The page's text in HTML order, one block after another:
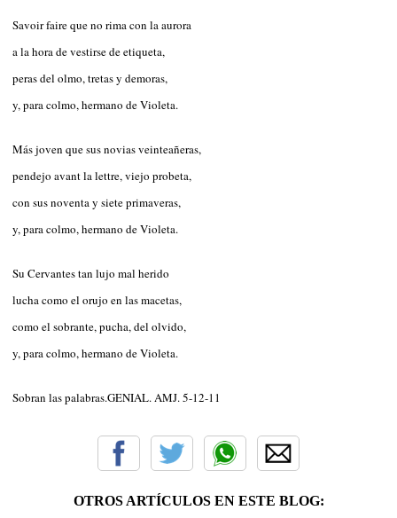
Savoir faire que no rima con la aurora
a la hora de vestirse de etiqueta,
peras del olmo, tretas y demoras,
y, para colmo, hermano de Violeta.
Más joven que sus novias veinteañeras,
pendejo avant la lettre, viejo probeta,
con sus noventa y siete primaveras,
y, para colmo, hermano de Violeta.
Su Cervantes tan lujo mal herido
lucha como el orujo en las macetas,
como el sobrante, pucha, del olvido,
y, para colmo, hermano de Violeta.
Sobran las palabras.GENIAL. AMJ. 5-12-11
OTROS ARTÍCULOS EN ESTE BLOG: